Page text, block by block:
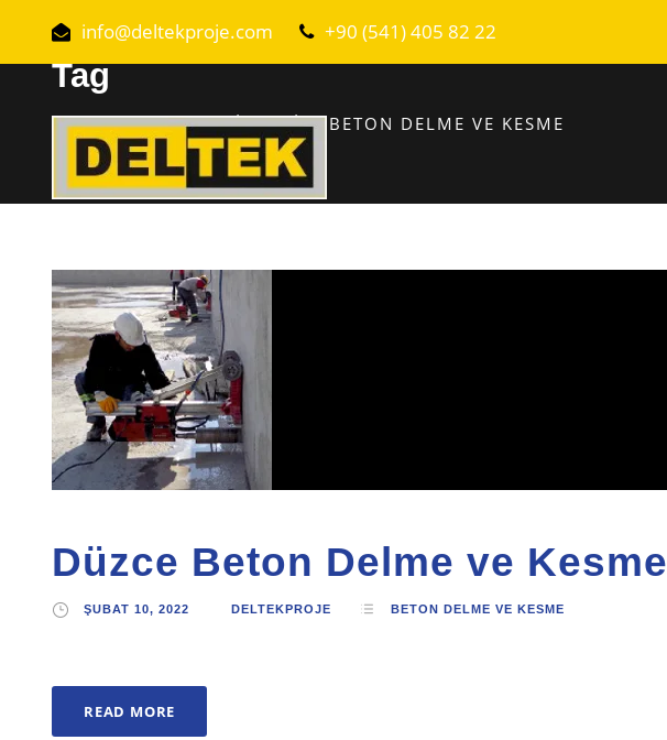
info@deltekproje.com +90 (541) 405 82 22
Tag
DÜZCE KAROT MAKINASI ILE BETON DELME VE KESME
Düzce Beton Delme ve Kesme
ŞUBAT 10, 2022 DELTEKPROJE BETON DELME VE KESME
READ MORE